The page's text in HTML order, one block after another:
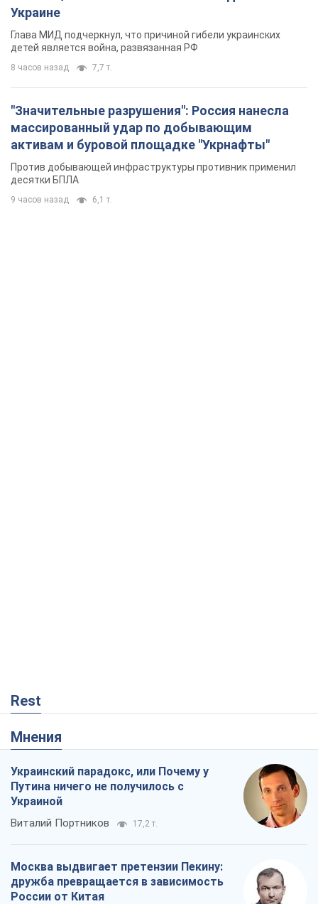
Украине
Глава МИД подчеркнул, что причиной гибели украинских
детей является война, развязанная РФ
8 часов назад 7,7 т.
"Значительные разрушения": Россия нанесла
массированный удар по добывающим
активам и буровой площадке "Укрнафты"
Против добывающей инфраструктуры противник применил
десятки БПЛА
9 часов назад 6,1 т.
Rest
Мнения
Украинский парадокс, или Почему у
Путина ничего не получилось с
Украиной
Виталий Портников 17,2 т.
Москва выдвигает претензии Пекину:
дружба превращается в зависимость
России от Китая